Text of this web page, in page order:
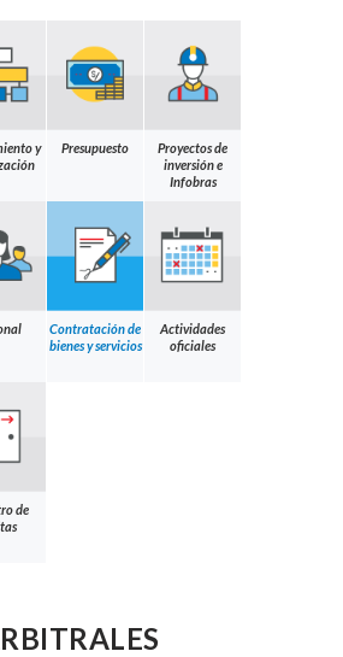
y
Presupuesto
Proyectos de
inversión e
Infobras
Contratación de
bienes y servicios
Actividades
oficiales
de